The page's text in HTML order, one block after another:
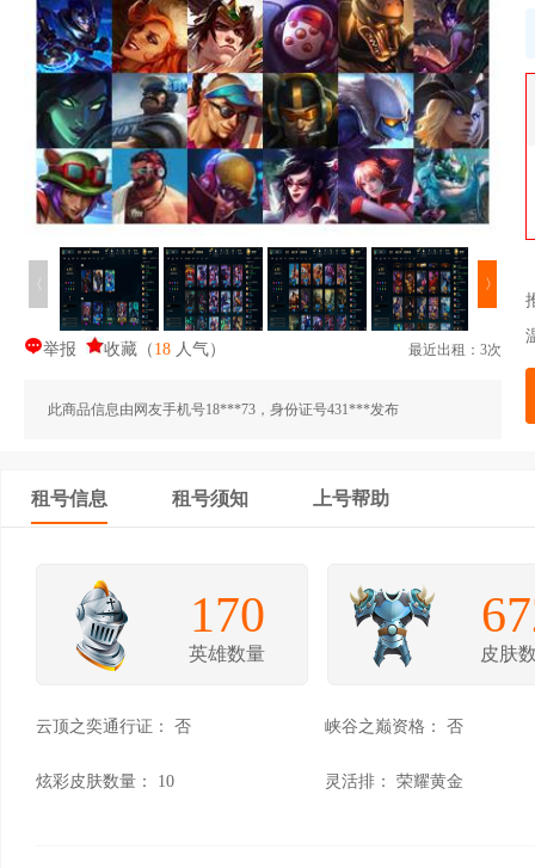
〈 〉
举报 收藏 （ 18 人气） 最近出租：3次
此商品信息由网友手机号18***73，身份证号431***发布
租号信息 租号须知 上号帮助
170
英雄数量 皮肤
云顶之奕通行证： 否 峡谷之巅资格： 否
炫彩皮肤数量： 10 灵活排： 荣耀黄金